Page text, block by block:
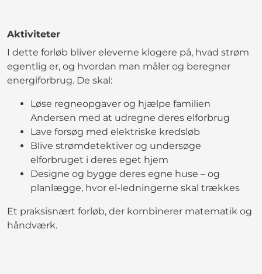
Aktiviteter
I dette forløb bliver eleverne klogere på, hvad strøm
egentlig er, og hvordan man måler og beregner
energiforbrug. De skal:
Løse regneopgaver og hjælpe familien
Andersen med at udregne deres elforbrug
Lave forsøg med elektriske kredsløb
Blive strømdetektiver og undersøge
elforbruget i deres eget hjem
Designe og bygge deres egne huse – og
planlægge, hvor el-ledningerne skal trækkes
Et praksisnært forløb, der kombinerer matematik og
håndværk.